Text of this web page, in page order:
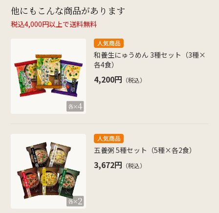
他にもこんな商品があります
税込4,000円以上で送料無料
和養生にゅうめん 3種セット（3種×
各4食）
4,200円 （税込）
五養粥 5種セット（5種×各2食）
3,672円 （税込）